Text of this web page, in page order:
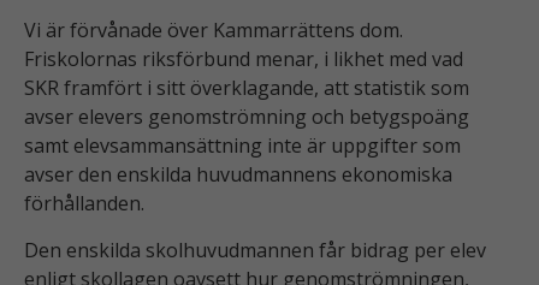
Vi är förvånade över Kammarrättens dom.
Friskolornas riksförbund menar, i likhet med vad
SKR framfört i sitt överklagande, att statistik som
avser elevers genomströmning och betygspoäng
samt elevsammansättning inte är uppgifter som
avser den enskilda huvudmannens ekonomiska
förhållanden.
Den enskilda skolhuvudmannen får bidrag per elev
enligt skollagen oavsett hur genomströmningen,